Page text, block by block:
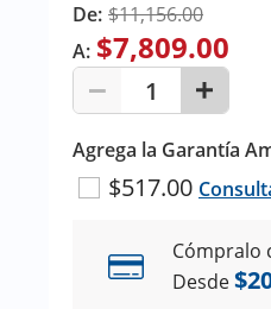
De: $11,156.00
A: $7,809.00
1
Agrega la Garantía
$517.00
Cómpralo
Desde